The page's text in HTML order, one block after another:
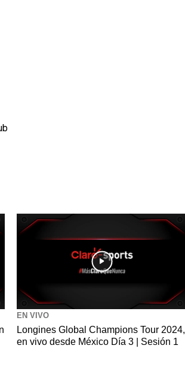
EN VIVO
Longines Global Champions Tour 2024,
en vivo desde México Día 3 | Sesión 1